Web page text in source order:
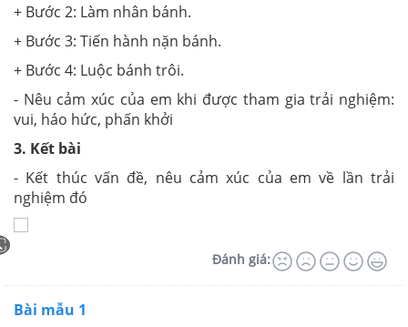
+ Bước 2: Làm nhân bánh.
+ Bước 3: Tiến hành nặn bánh.
+ Bước 4: Luộc bánh trôi.
- Nêu cảm xúc của em khi được tham gia trải nghiệm:
vui, háo hức, phấn khởi
3. Kết bài
- Kết thúc vấn đề, nêu cảm xúc của em về lần trải
nghiệm đó
Đánh giá:
Bài mẫu 1